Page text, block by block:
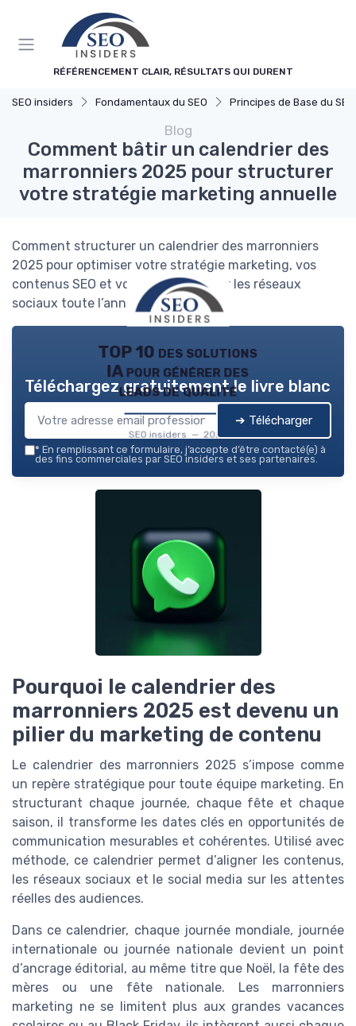
RÉFÉRENCEMENT CLAIR, RÉSULTATS QUI DURENT
SEO insiders Fondamentaux du SEO Principes de Base du SEO
Blog
Comment bâtir un calendrier des
marronniers 2025 pour structurer
votre stratégie marketing annuelle
Comment structurer un calendrier des marronniers
2025 pour optimiser votre stratégie marketing, vos
contenus SEO et vos campagnes sur les réseaux
sociaux toute l’année.
TOP 10 des solutions
IA pour générer des
leads de qualité
SEO insiders — 2026
Téléchargez gratuitement le livre blanc
➔ Télécharger
* En remplissant ce formulaire, j’accepte d’être contacté(e) à
des fins commerciales par SEO insiders et ses partenaires.
Pourquoi le calendrier des
marronniers 2025 est devenu un
pilier du marketing de contenu
Le calendrier des marronniers 2025 s’impose comme
un repère stratégique pour toute équipe marketing. En
structurant chaque journée, chaque fête et chaque
saison, il transforme les dates clés en opportunités de
communication mesurables et cohérentes. Utilisé avec
méthode, ce calendrier permet d’aligner les contenus,
les réseaux sociaux et le social media sur les attentes
réelles des audiences.
Dans ce calendrier, chaque journée mondiale, journée
internationale ou journée nationale devient un point
d’ancrage éditorial, au même titre que Noël, la fête des
mères ou une fête nationale. Les marronniers
marketing ne se limitent plus aux grandes vacances
Panneau de gestion des cookies